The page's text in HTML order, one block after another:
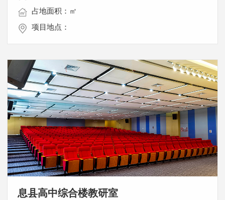
占地面积：㎡
项目地点：
息县高中综合楼教研室